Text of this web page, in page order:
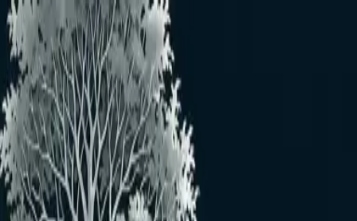
メインコンテンツへスキップ
おすすめユーザー
おすすめユーザーはいません
もっと見る